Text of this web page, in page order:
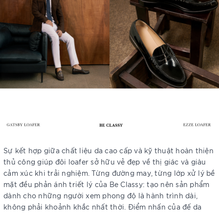
Sự kết hợp giữa chất liệu da cao cấp và kỹ thuật hoàn thiện
thủ công giúp đôi loafer sở hữu vẻ đẹp về thị giác và giàu
cảm xúc khi trải nghiệm. Từng đường may, từng lớp xử lý bề
mặt đều phản ánh triết lý của Be Classy: tạo nên sản phẩm
dành cho những người xem phong độ là hành trình dài,
không phải khoảnh khắc nhất thời. Điểm nhấn của đế da